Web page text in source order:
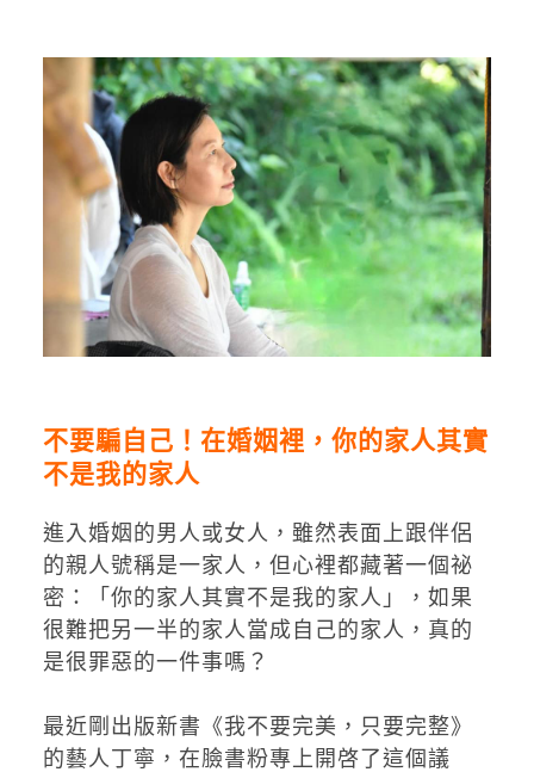
不要騙自己！在婚姻裡，你的家人其實
不是我的家人
進入婚姻的男人或女人，雖然表面上跟伴侶
的親人號稱是一家人，但心裡都藏著一個祕
密：「你的家人其實不是我的家人」，如果
很難把另一半的家人當成自己的家人，真的
是很罪惡的一件事嗎？
最近剛出版新書《我不要完美，只要完整》
的藝人丁寧，在臉書粉專上開啓了這個議